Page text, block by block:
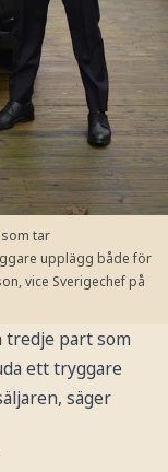
tar
upplägg både för
vice Sverigechef på
tredje part som
ett tryggare
säger